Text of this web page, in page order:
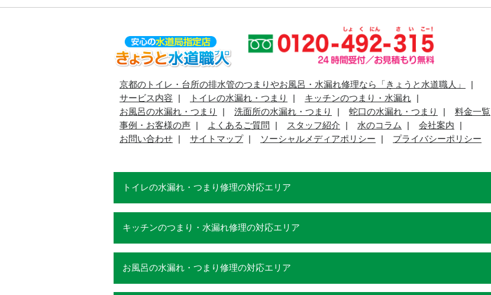
京都のトイレ・台所の排水管のつまりやお風呂・水漏れ修理なら「きょうと水道職人」
サービス内容
トイレの水漏れ・つまり
キッチンのつまり・水漏れ
お風呂の水漏れ・つまり
洗面所の水漏れ・つまり 蛇口の水漏れ・つまり
料金一覧
事例・お客様の声
よくあるご質問 スタッフ紹介 水のコラム
会社案内
お問い合わせ
サイトマップ ソーシャルメディアポリシー プライバシーポリシー
トイレの水漏れ・つまり修理の対応エリア
キッチンのつまり・水漏れ修理の対応エリア
お風呂の水漏れ・つまり修理の対応エリア